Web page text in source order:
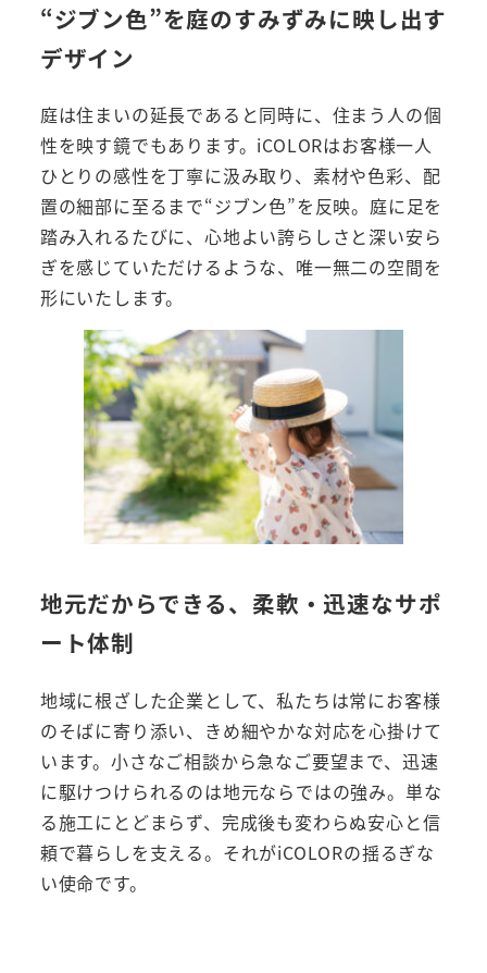
“ジブン色”を庭のすみずみに映し出す
デザイン
庭は住まいの延長であると同時に、住まう人の個
性を映す鏡でもあります。iCOLORはお客様一人
ひとりの感性を丁寧に汲み取り、素材や色彩、配
置の細部に至るまで“ジブン色”を反映。庭に足を
踏み入れるたびに、心地よい誇らしさと深い安ら
ぎを感じていただけるような、唯一無二の空間を
形にいたします。
地元だからできる、柔軟・迅速なサポ
ート体制
地域に根ざした企業として、私たちは常にお客様
のそばに寄り添い、きめ細やかな対応を心掛けて
います。小さなご相談から急なご要望まで、迅速
に駆けつけられるのは地元ならではの強み。単な
る施工にとどまらず、完成後も変わらぬ安心と信
頼で暮らしを支える。それがiCOLORの揺るぎな
い使命です。